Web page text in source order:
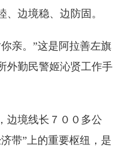
边境稳、边防固。
亲。”这是阿拉善左旗
外勤民警姬沁贤工作手
边境线长７００多公
带”上的重要枢纽，是